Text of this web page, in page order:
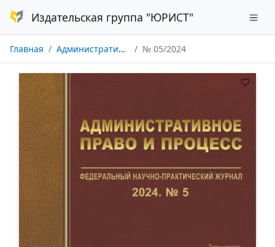
Издательская группа "ЮРИСТ"
Главная Административное право и процесс № 05/2024